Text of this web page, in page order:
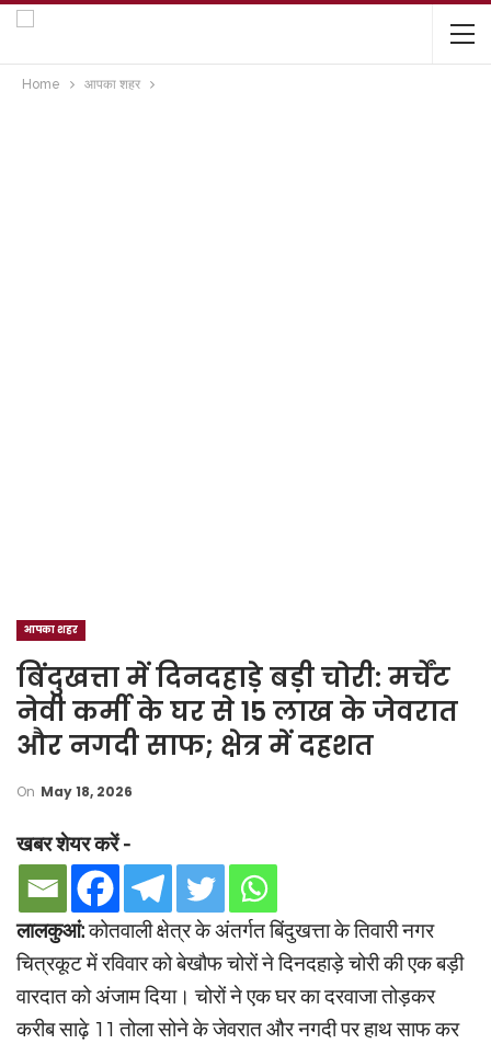
Home आपका शहर
आपका शहर
बिंदुखत्ता में दिनदहाड़े बड़ी चोरी: मर्चेंट
नेवी कर्मी के घर से 15 लाख के जेवरात
और नगदी साफ; क्षेत्र में दहशत
On May 18, 2026
खबर शेयर करें -
लालकुआं:कोतवाली क्षेत्र के अंतर्गत बिंदुखत्ता के तिवारी नगर
चित्रकूट में रविवार को बेखौफ चोरों ने दिनदहाड़े चोरी की एक बड़ी
वारदात को अंजाम दिया। चोरों ने एक घर का दरवाजा तोड़कर
करीब साढ़े 11 तोला सोने के जेवरात और नगदी पर हाथ साफ कर